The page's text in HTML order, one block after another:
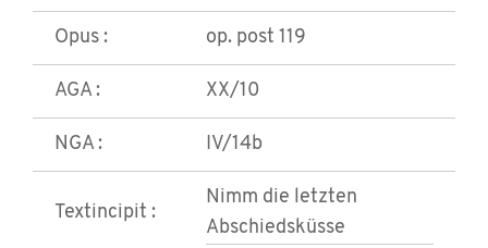
Opus : op. post 119
AGA : XX/10
NGA : IV/14b
Textincipit :
Nimm die letzten
Abschiedsküsse